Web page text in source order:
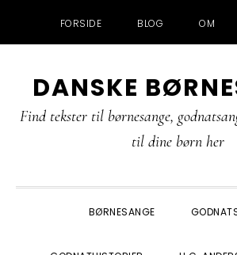
FORSIDE BLOG OM
direkte
til
indhold
direkte
til
direkte
til
DANSKE
Find tekster til børnesange,
til dine børn her
BØRNESANGE